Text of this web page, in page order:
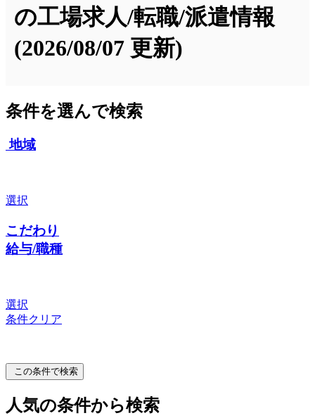
の工場求人/転職/派遣情報
(2026/08/07 更新)
条件を選んで検索
地域
選択
こだわり
給与/職種
選択
条件クリア
この条件で検索
人気の条件から検索